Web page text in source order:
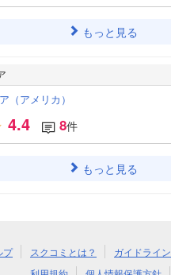
もっと見る
（アメリカ）
4.4 8件
もっと見る
プ スクコミとは？ ガイドライン